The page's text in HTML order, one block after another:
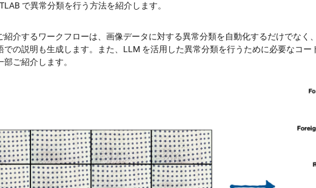
で異常分類を行う方法を紹介します。
紹介するワークフローは、画像データに対する異常分類を自動化するだけでなく
での説明も生成します。また、LLM を活用した異常分類を行うために必要なコー
部ご紹介します。